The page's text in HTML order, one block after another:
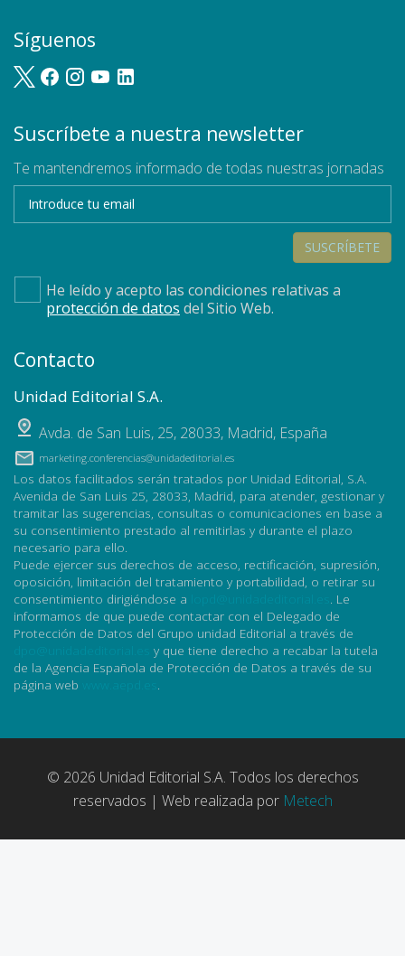
Síguenos
Suscríbete a nuestra newsletter
Te mantendremos informado de todas nuestras jornadas
SUSCRÍBETE
He leído y acepto las condiciones relativas a
protección de datos del Sitio Web.
Contacto
Unidad Editorial S.A.
Avda. de San Luis, 25, 28033, Madrid, España
marketing.conferencias@unidadeditorial.es
Los datos facilitados serán tratados por Unidad Editorial, S.A.
Avenida de San Luis 25, 28033, Madrid, para atender, gestionar y
tramitar las sugerencias, consultas o comunicaciones en base a
su consentimiento prestado al remitirlas y durante el plazo
necesario para ello.
Puede ejercer sus derechos de acceso, rectificación, supresión,
oposición, limitación del tratamiento y portabilidad, o retirar su
consentimiento dirigiéndose a
. Le
informamos de que puede contactar con el Delegado de
Protección de Datos del Grupo unidad Editorial a través de
y que tiene derecho a recabar la tutela
de la Agencia Española de Protección de Datos a través de su
página web
.
© 2026 Unidad Editorial S.A. Todos los derechos
reservados | Web realizada por Metech